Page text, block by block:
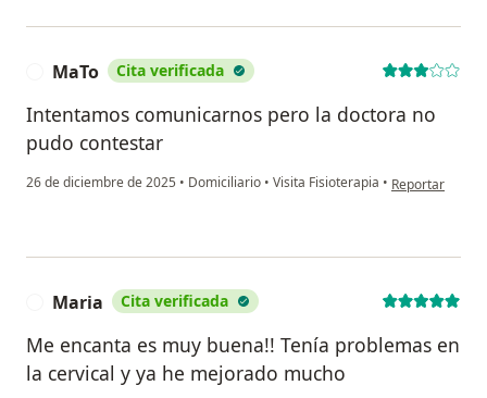
MaTo Cita verificada
Intentamos comunicarnos pero la doctora no
pudo contestar
26 de diciembre de 2025 • Domiciliario • Visita Fisioterapia • en opinión del
Reportar
Maria Cita verificada
Me encanta es muy buena!! Tenía problemas en
la cervical y ya he mejorado mucho